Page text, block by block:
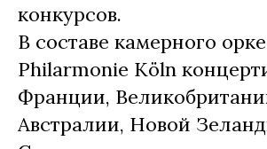
конкурсов.
В составе камерного
Philarmonie Köln
Франции,
Австралии, Новой